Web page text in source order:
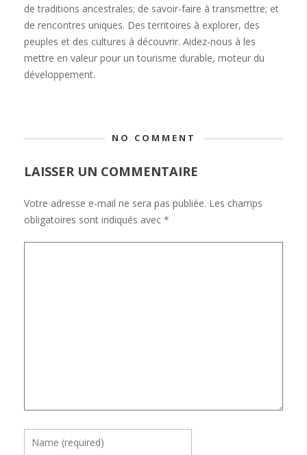
de traditions ancestrales; de savoir-faire à transmettre; et
de rencontres uniques. Des territoires à explorer, des
peuples et des cultures à découvrir. Aidez-nous à les
mettre en valeur pour un tourisme durable, moteur du
développement.
NO COMMENT
LAISSER UN COMMENTAIRE
Votre adresse e-mail ne sera pas publiée. Les champs
obligatoires sont indiqués avec *